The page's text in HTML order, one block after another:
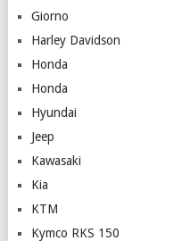
Giorno
Harley Davidson
Honda
Honda
Hyundai
Jeep
Kawasaki
Kia
KTM
Kymco RKS 150